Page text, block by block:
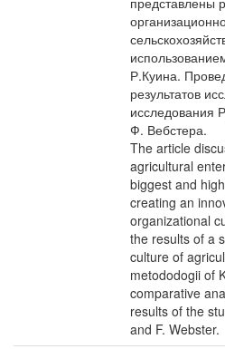
Р.Куина.
результатов
исследования
Ф. Вебстера.
The article
agricultural
biggest and
creating an
organizational
the results of a
culture of
metododogii of
comparative
results of the
and F. Webster.